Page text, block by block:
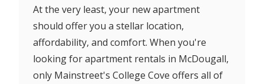
At the very least, your new apartment
should offer you a stellar location,
affordability, and comfort. When you're
looking for apartment rentals in McDougall,
only Mainstreet's College Cove offers all of